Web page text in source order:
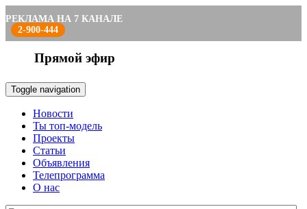
РЕКЛАМА НА 7 КАНАЛЕ
2-900-444
Прямой эфир
Toggle navigation
Новости
Ты топ-модель
Проекты
Статьи
Объявления
Телепрограмма
О нас